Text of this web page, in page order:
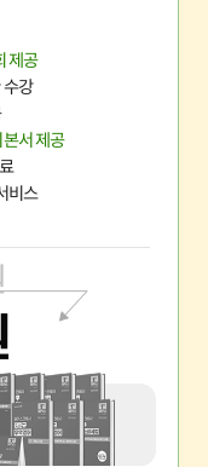
제공
수강
서 제공
비스